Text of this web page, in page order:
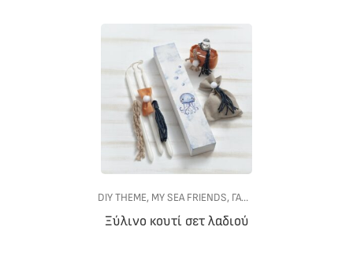
DIY THEME, MY SEA FRIENDS, ΓΆΜΟΣ-ΒΆΠΤΙΣΗ
Ξύλινο κουτί σετ λαδιού